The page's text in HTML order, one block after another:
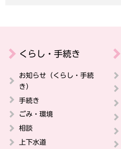
くらし・手続き
お知らせ（くらし・手続
き）
手続き
ごみ・環境
相談
上下水道